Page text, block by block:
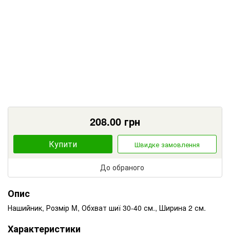
208.00 грн
Купити Швидке замовлення
До обраного
Опис
Нашийник, Розмір M, Обхват шиї 30-40 см., Ширина 2 см.
Характеристики